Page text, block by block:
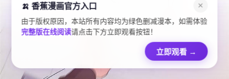
🍌 香蕉漫画官方入口 ✕
由于版权原因，本站所有内容均为绿色删减漫本，如需体验
完整版在线阅读请点击下方立即观看按钮！
立即观看 →